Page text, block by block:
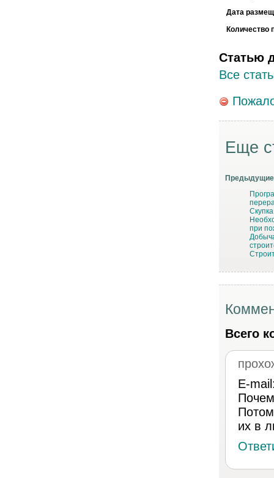
Дата
Количество
Статью
Все
Еще
Предыдущие
при
Всего
E-
их в